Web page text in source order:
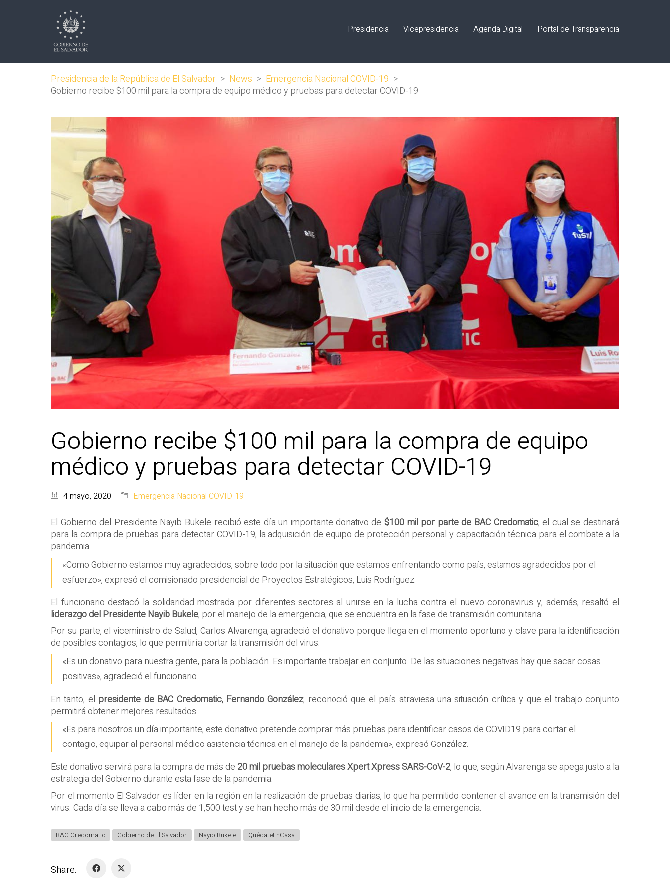
Presidencia Vicepresidencia Agenda Digital Portal de Transparencia
Presidencia de la República de El Salvador > News > Emergencia Nacional COVID-19 >
Gobierno recibe $100 mil para la compra de equipo médico y pruebas para detectar COVID-19
Gobierno recibe $100 mil para la compra de equipo
médico y pruebas para detectar COVID-19
4 mayo, 2020 Emergencia Nacional COVID-19
El Gobierno del Presidente Nayib Bukele recibió este día un importante donativo de $100 mil por parte de BAC Credomatic, el cual se destinará
para la compra de pruebas para detectar COVID-19, la adquisición de equipo de protección personal y capacitación técnica para el combate a la
pandemia.
«Como Gobierno estamos muy agradecidos, sobre todo por la situación que estamos enfrentando como país, estamos agradecidos por el
esfuerzo», expresó el comisionado presidencial de Proyectos Estratégicos, Luis Rodríguez.
El funcionario destacó la solidaridad mostrada por diferentes sectores al unirse en la lucha contra el nuevo coronavirus y, además, resaltó el
liderazgo del Presidente Nayib Bukele, por el manejo de la emergencia, que se encuentra en la fase de transmisión comunitaria.
Por su parte, el viceministro de Salud, Carlos Alvarenga, agradeció el donativo porque llega en el momento oportuno y clave para la identificación
de posibles contagios, lo que permitiría cortar la transmisión del virus.
«Es un donativo para nuestra gente, para la población. Es importante trabajar en conjunto. De las situaciones negativas hay que sacar cosas
positivas», agradeció el funcionario.
En tanto, el presidente de BAC Credomatic, Fernando González, reconoció que el país atraviesa una situación crítica y que el trabajo conjunto
permitirá obtener mejores resultados.
«Es para nosotros un día importante, este donativo pretende comprar más pruebas para identificar casos de COVID19 para cortar el
contagio, equipar al personal médico asistencia técnica en el manejo de la pandemia», expresó González.
Este donativo servirá para la compra de más de20 mil pruebas moleculares Xpert Xpress SARS-CoV-2, lo que, según Alvarenga se apega justo a la
estrategia del Gobierno durante esta fase de la pandemia.
Por el momento El Salvador es líder en la región en la realización de pruebas diarias, lo que ha permitido contener el avance en la transmisión del
virus. Cada día se lleva a cabo más de 1,500 test y se han hecho más de 30 mil desde el inicio de la emergencia.
BAC Credomatic Gobierno de El Salvador Nayib Bukele QuédateEnCasa
Share: